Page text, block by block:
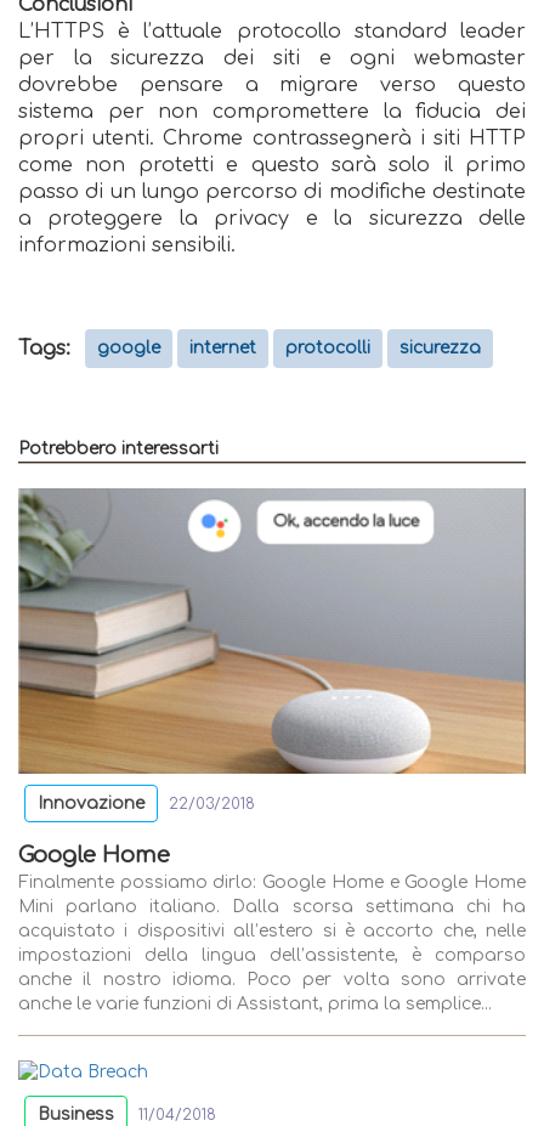
Conclusioni
L’HTTPS è l’attuale protocollo standard leader
per la sicurezza dei siti e ogni webmaster
dovrebbe pensare a migrare verso questo
sistema per non compromettere la fiducia dei
propri utenti. Chrome contrassegnerà i siti HTTP
come non protetti e questo sarà solo il primo
passo di un lungo percorso di modifiche destinate
a proteggere la privacy e la sicurezza delle
informazioni sensibili.
Tags: google internet protocolli sicurezza
Potrebbero interessarti
Innovazione 22/03/2018
Google Home
Finalmente possiamo dirlo: Google Home e Google Home
Mini parlano italiano. Dalla scorsa settimana chi ha
acquistato i dispositivi all’estero si è accorto che, nelle
impostazioni della lingua dell’assistente, è comparso
anche il nostro idioma. Poco per volta sono arrivate
anche le varie funzioni di Assistant, prima la semplice...
Business 11/04/2018